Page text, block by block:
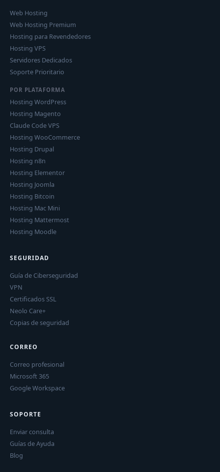
Web Hosting
Web Hosting Premium
Hosting para Revendedores
Hosting VPS
Servidores Dedicados
Soporte Prioritario
POR PLATAFORMA
Hosting WordPress
Hosting Magento
Claude Code VPS
Hosting WooCommerce
Hosting Drupal
Hosting n8n
Hosting Elementor
Hosting Joomla
Hosting Bitcoin
Hosting Mac Mini
Hosting Mattermost
Hosting Moodle
SEGURIDAD
Guía de Ciberseguridad
VPN
Certificados SSL
Neolo Care+
Copias de seguridad
CORREO
Correo profesional
Microsoft 365
Google Workspace
SOPORTE
Enviar consulta
Guías de Ayuda
Blog